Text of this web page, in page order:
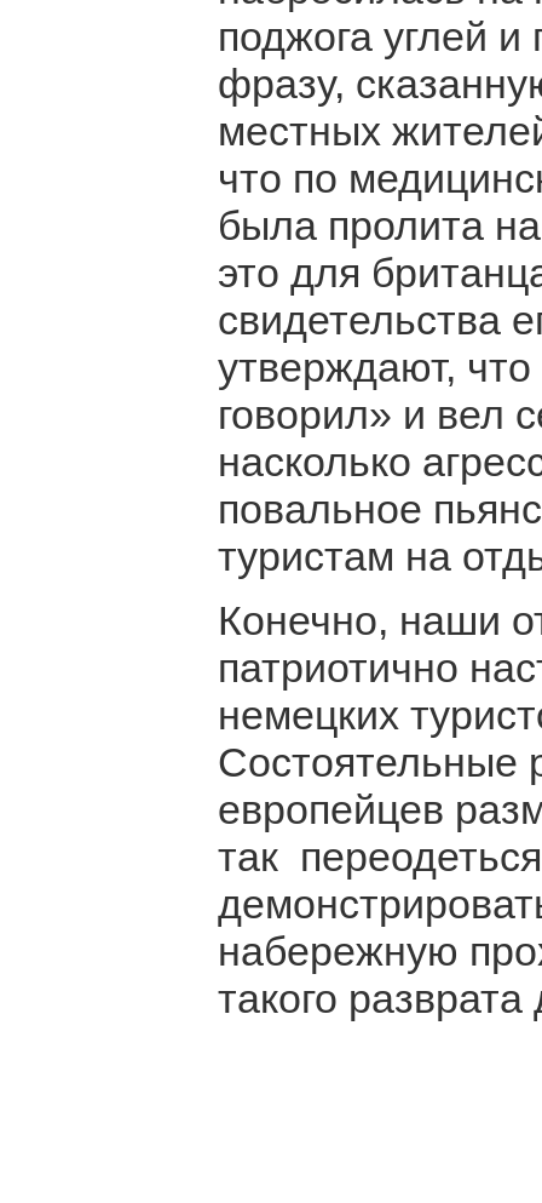
поджога углей
фразу,
местных
что по
была пролита
это для
свидетельства
утверждают,
говорил» и вел
насколько
повальное
туристам на
Конечно, наши
патриотично
немецких
Состоятельные
европейцев
так
набережную
такого разврата